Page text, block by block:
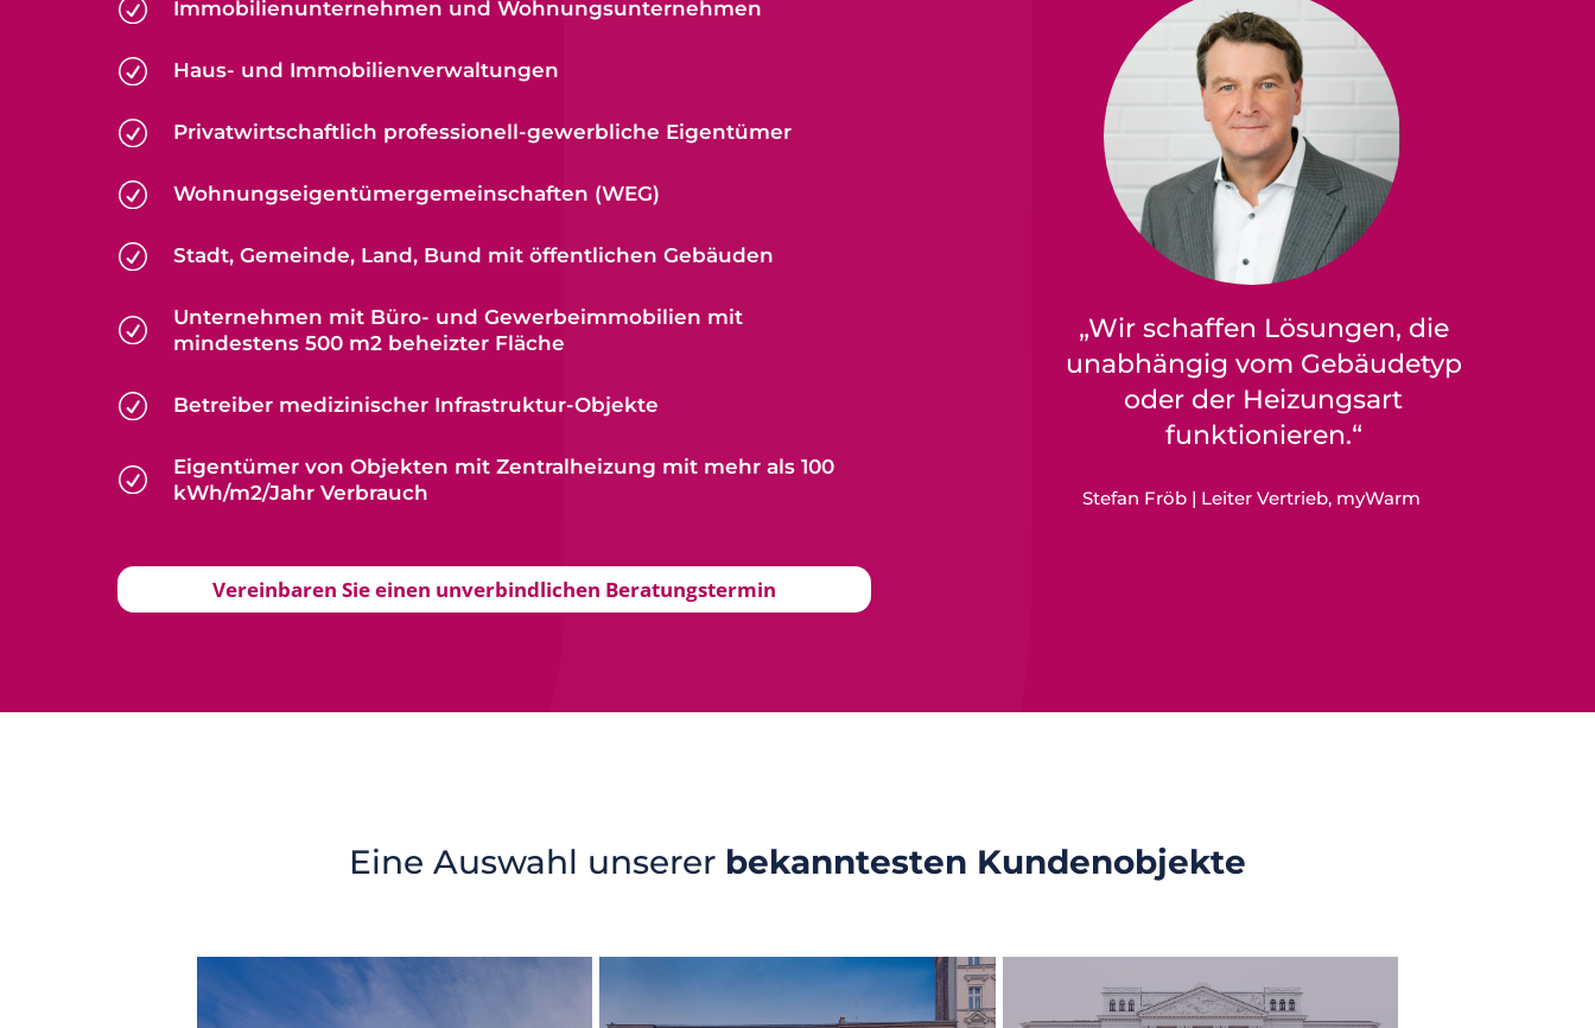
R Immobilienunternehmen und Wohnungsunternehmen
R Haus- und Immobilienverwaltungen
R Privatwirtschaftlich professionell-gewerbliche Eigentümer
R Wohnungseigentümergemeinschaften (WEG)
R Stadt, Gemeinde, Land, Bund mit öffentlichen Gebäuden
R
Unternehmen mit Büro- und Gewerbeimmobilien mit
mindestens 500 m2 beheizter Fläche
R Betreiber medizinischer Infrastruktur-Objekte
R
Eigentümer von Objekten mit Zentralheizung mit mehr als 100
kWh/m2/Jahr Verbrauch
Vereinbaren Sie einen unverbindlichen Beratungstermin
„Wir schaffen Lösungen, die
unabhängig vom Gebäudetyp
oder der Heizungsart
funktionieren.“
Stefan Fröb | Leiter Vertrieb, myWarm
Eine Auswahl unserer bekanntesten Kundenobjekte